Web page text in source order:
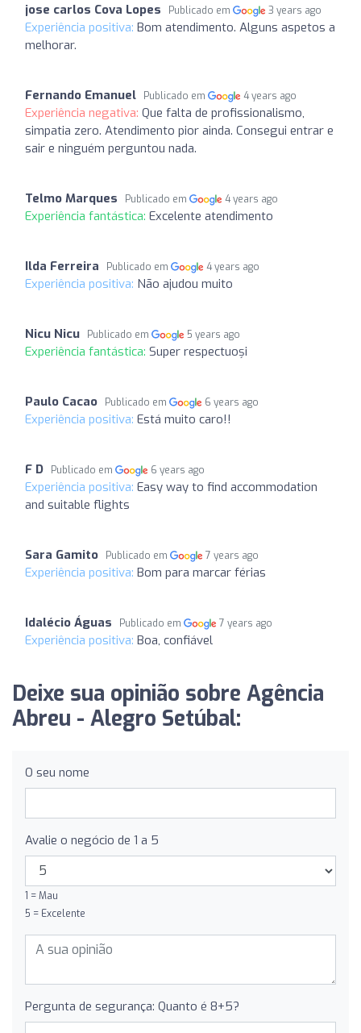
jose carlos Cova Lopes Publicado em 3 years ago
Experiência positiva: Bom atendimento. Alguns aspetos a
melhorar.
Fernando Emanuel Publicado em 4 years ago
Experiência negativa: Que falta de profissionalismo,
simpatia zero. Atendimento pior ainda. Consegui entrar e
sair e ninguém perguntou nada.
Telmo Marques Publicado em 4 years ago
Experiência fantástica: Excelente atendimento
Ilda Ferreira Publicado em 4 years ago
Experiência positiva: Não ajudou muito
Nicu Nicu Publicado em 5 years ago
Experiência fantástica: Super respectuoși
Paulo Cacao Publicado em 6 years ago
Experiência positiva: Está muito caro!!
F D Publicado em 6 years ago
Experiência positiva: Easy way to find accommodation
and suitable flights
Sara Gamito Publicado em 7 years ago
Experiência positiva: Bom para marcar férias
Idalécio Águas Publicado em 7 years ago
Experiência positiva: Boa, confiável
Deixe sua opinião sobre Agência
Abreu - Alegro Setúbal:
O seu nome
Avalie o negócio de 1 a 5
1 = Mau
5 = Excelente
Pergunta de segurança: Quanto é 8+5?